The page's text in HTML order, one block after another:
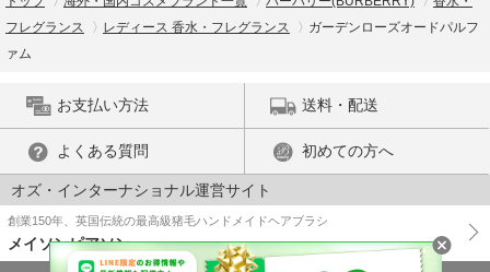
フレグランス
レディース 香水・フレグランス
ガーデンローズオードパルフ
ァム
お支払い方法 送料・配送
よくある質問 初めての方へ
オズ・インターナショナル運営サイト
創業150年、英国伝統の最高級猪毛ハンドメイドヘアブラシ
メイソンピアソン